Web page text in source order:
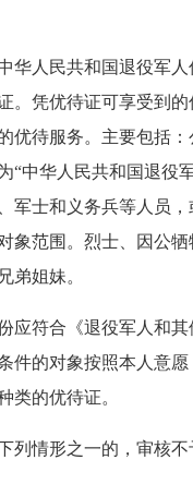
华人民共和国退役军
。凭优待证可享受到
优待服务。主要包括
“中华人民共和国退役
军士和义务兵等人员
象范围。烈士、因公
弟姐妹。
应符合《退役军人和
件的对象按照本人意
类的优待证。
列情形之一的，审核不